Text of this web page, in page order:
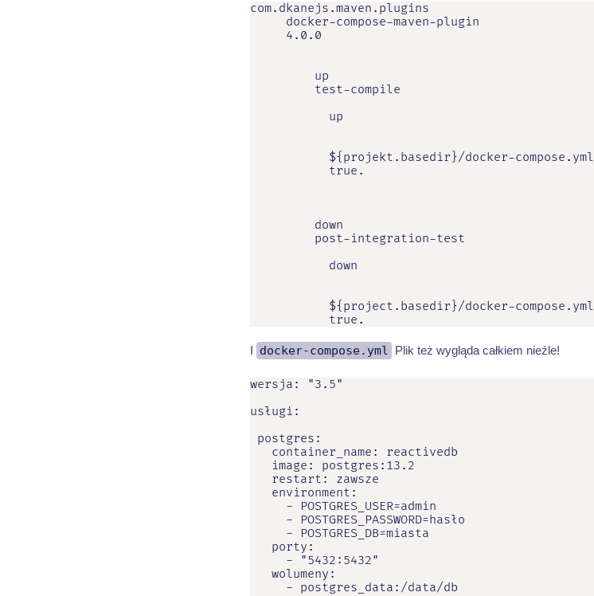
com.dkanejs.maven.plugins
     docker-compose-maven-plugin
     4.0.0
         up
         test-compile
           up
           ${projekt.basedir}/docker-compose.yml
           true.
         down
         post-integration-test
           down
           ${project.basedir}/docker-compose.yml
           true.
I docker-compose.yml Plik też wygląda całkiem nieźle!
wersja: "3.5"
usługi:
postgres:
   container_name: reactivedb
   image: postgres:13.2
   restart: zawsze
   environment:
     - POSTGRES_USER=admin
     - POSTGRES_PASSWORD=hasło
     - POSTGRES_DB=miasta
   porty:
     - "5432:5432"
   wolumeny:
     - postgres_data:/data/db